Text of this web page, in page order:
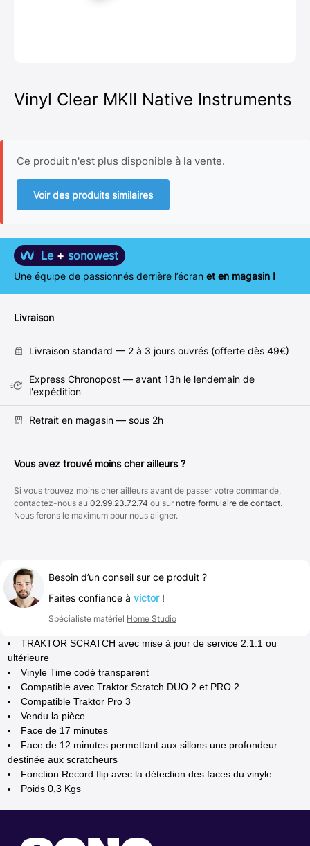
Vinyl Clear MKII Native Instruments
Ce produit n'est plus disponible à la vente.
Voir des produits similaires
Le + sonowest
Une équipe de passionnés derrière l’écran et en magasin !
Livraison
Livraison standard — 2 à 3 jours ouvrés (offerte dès 49€)
Express Chronopost — avant 13h le lendemain de
l'expédition
Retrait en magasin — sous 2h
Vous avez trouvé moins cher ailleurs ?
Si vous trouvez moins cher ailleurs avant de passer votre commande,
contactez-nous au 02.99.23.72.74 ou sur notre formulaire de contact.
Nous ferons le maximum pour nous aligner.
Besoin d’un conseil sur ce produit ?
Faites confiance à victor!
Spécialiste matériel Home Studio
TRAKTOR SCRATCH avec mise à jour de service 2.1.1 ou
ultérieure
Vinyle Time codé transparent
Compatible avec Traktor Scratch DUO 2 et PRO 2
Compatible Traktor Pro 3
Vendu la pièce
Face de 17 minutes
Face de 12 minutes permettant aux sillons une profondeur
destinée aux scratcheurs
Fonction Record flip avec la détection des faces du vinyle
Poids 0,3 Kgs